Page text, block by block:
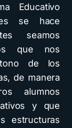
Educativo
se hace
seamos
que nos
tono de los
de manera
alumnos
y que
estructuras